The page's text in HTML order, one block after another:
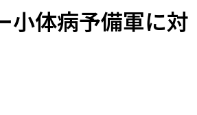
小体病予備軍に対